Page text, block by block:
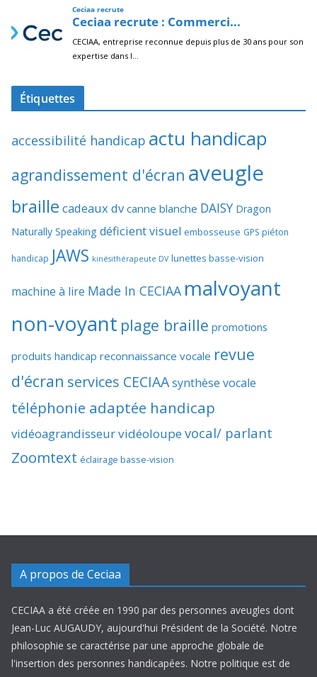
Étiquettes
accessibilité handicap actu handicap
agrandissement d'écran aveugle
braille cadeaux dv canne blanche DAISY Dragon
Naturally Speaking déficient visuel embosseuse GPS piéton
handicap JAWS kinésithérapeute DV lunettes basse-vision
machine à lire Made In CECIAA malvoyant
non-voyant plage braille promotions
produits handicap reconnaissance vocale revue
d'écran services CECIAAsynthèse vocale
téléphonie adaptée handicap
vidéoagrandisseurvidéoloupevocal/ parlant
Zoomtext éclairage basse-vision
A propos de Ceciaa
CECIAA a été créée en 1990 par des personnes aveugles dont
Jean-Luc AUGAUDY, aujourd'hui Président de la Société. Notre
philosophie se caractérise par une approche globale de
l'insertion des personnes handicapées. Notre politique est de